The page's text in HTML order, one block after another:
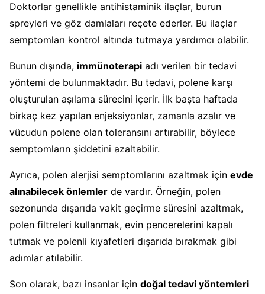
Doktorlar genellikle antihistaminik ilaçlar, burun
spreyleri ve göz damlaları reçete ederler. Bu ilaçlar
semptomları kontrol altında tutmaya yardımcı olabilir.
Bunun dışında, immünoterapi adı verilen bir tedavi
yöntemi de bulunmaktadır. Bu tedavi, polene karşı
oluşturulan aşılama sürecini içerir. İlk başta haftada
birkaç kez yapılan enjeksiyonlar, zamanla azalır ve
vücudun polene olan toleransını artırabilir, böylece
semptomların şiddetini azaltabilir.
Ayrıca, polen alerjisi semptomlarını azaltmak için evde
alınabilecek önlemler de vardır. Örneğin, polen
sezonunda dışarıda vakit geçirme süresini azaltmak,
polen filtreleri kullanmak, evin pencerelerini kapalı
tutmak ve polenli kıyafetleri dışarıda bırakmak gibi
adımlar atılabilir.
Son olarak, bazı insanlar için doğal tedavi yöntemleri